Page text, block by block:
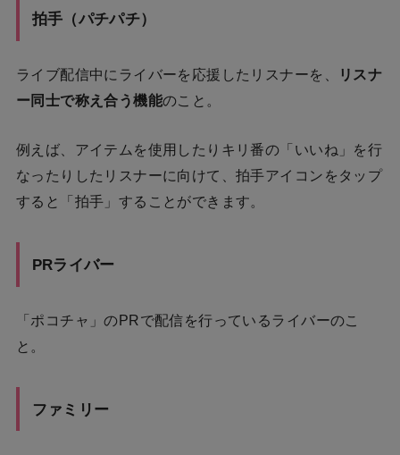
拍手（パチパチ）
ライブ配信中にライバーを応援したリスナーを、
リスナ
ー同士で称え合う機能のこと。
例えば、アイテムを使用したりキリ番の「いいね」を行
なったりしたリスナーに向けて、拍手アイコンをタップ
すると「拍手」することができます。
PRライバー
「ポコチャ」のPRで配信を行っているライバーのこ
と。
ファミリー